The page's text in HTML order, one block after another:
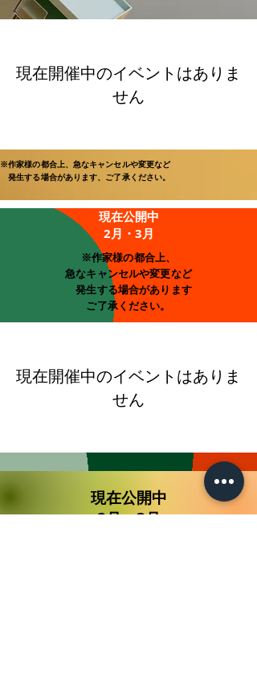
現在開催中のイベントはありま
せん
※作家様の都合上、急なキャンセルや変更など
発生する場合があります、ご了承ください。
現在公開中
2月・3月
※作家様の都合上、
急なキャンセルや変更など
発生する場合があります
ご了承ください。
現在開催中のイベントはありま
せん
現在公開中
​2月・3月